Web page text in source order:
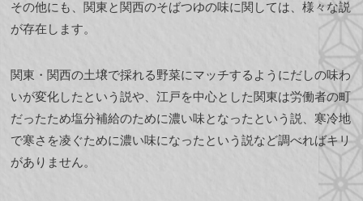
その他にも、関東と関西のそばつゆの味に関しては、様々な説
が存在します。
関東・関西の土壌で採れる野菜にマッチするようにだしの味わ
いが変化したという説や、江戸を中心とした関東は労働者の町
だったため塩分補給のために濃い味となったという説、寒冷地
で寒さを凌ぐために濃い味になったという説など調べればキリ
がありません。